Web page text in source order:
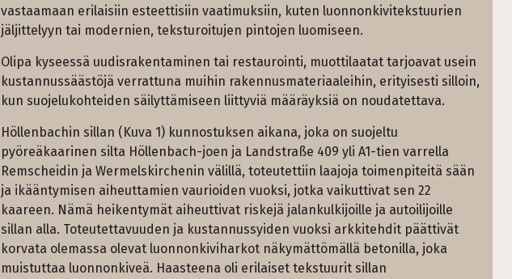
vastaamaan erilaisiin esteettisiin vaatimuksiin, kuten luonnonkivitekstuurien
jäljittelyyn tai modernien, teksturoitujen pintojen luomiseen.
Olipa kyseessä uudisrakentaminen tai restaurointi, muottilaatat tarjoavat usein
kustannussäästöjä verrattuna muihin rakennusmateriaaleihin, erityisesti silloin,
kun suojelukohteiden säilyttämiseen liittyviä määräyksiä on noudatettava.
Höllenbachin sillan (Kuva 1) kunnostuksen aikana, joka on suojeltu
pyöreäkaarinen silta Höllenbach-joen ja Landstraße 409 yli A1-tien varrella
Remscheidin ja Wermelskirchenin välillä, toteutettiin laajoja toimenpiteitä sään
ja ikääntymisen aiheuttamien vaurioiden vuoksi, jotka vaikuttivat sen 22
kaareen. Nämä heikentymät aiheuttivat riskejä jalankulkijoille ja autoilijoille
sillan alla. Toteutettavuuden ja kustannussyiden vuoksi arkkitehdit päättivät
korvata olemassa olevat luonnonkiviharkot näkymättömällä betonilla, joka
muistuttaa luonnonkiveä. Haasteena oli erilaiset tekstuurit sillan